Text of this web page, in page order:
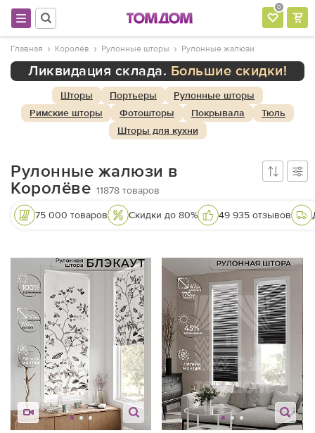
0
Главная Королёв Рулонные шторы Рулонные жалюзи
Ликвидация склада. Большие скидки!
Шторы Портьеры
Рулонные шторы
Римские шторы
Фотошторы Покрывала
Тюль
Шторы для кухни
Рулонные жалюзи в
Королёве 11878товаров
75 000 товаров Скидки до 80% 49 935 отзывов